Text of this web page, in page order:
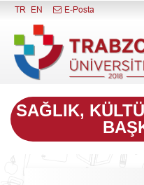
Menüyü Kapat
TR EN E-Posta
SAĞLIK,